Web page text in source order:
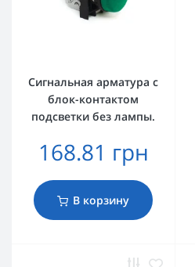
Сигнальная арматура с
блок-контактом
подсветки без лампы.
168.81 грн
В корзину